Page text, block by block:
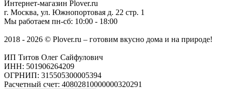
Интернет-магазин Plover.ru
г. Москва, ул. Южнопортовая д. 22 стр. 1
Мы работаем пн-сб: 10:00 - 18:00
2018 - 2026 © Plover.ru – готовим вкусно дома и на природе!
ИП Титов Олег Сайфулович
ИНН: 501906264209
ОГРНИП: 315505300005394
Расчетный счет: 40802810000000320291